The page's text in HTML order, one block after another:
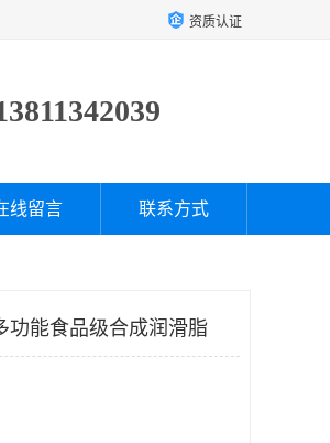
资质认证
线留言 联系方式
功能食品级合成润滑脂